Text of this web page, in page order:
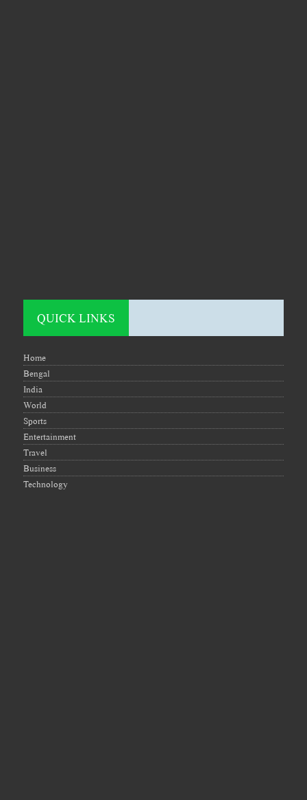
QUICK LINKS
Home
Bengal
India
World
Sports
Entertainment
Travel
Business
Technology